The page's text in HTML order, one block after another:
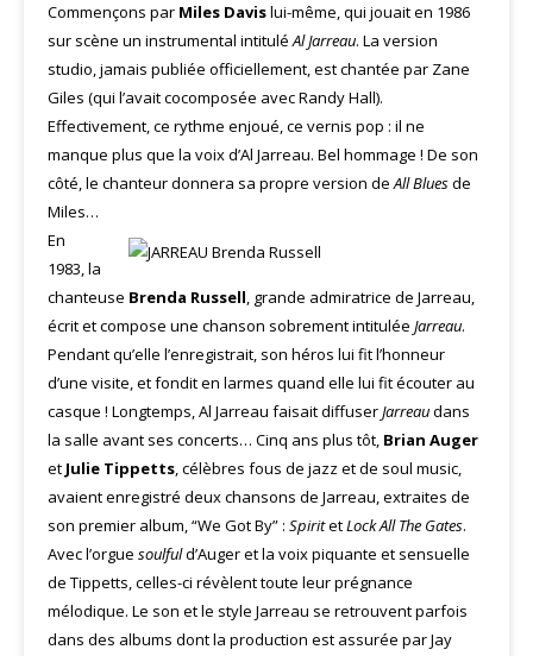
Commençons par Miles Davislui-même, qui jouait en 1986
sur scène un instrumental intituléAl Jarreau. La version
studio, jamais publiée officiellement, est chantée par Zane
Giles (qui l’avait cocomposée avec Randy Hall).
Effectivement, ce rythme enjoué, ce vernis pop : il ne
manque plus que la voix d’Al Jarreau. Bel hommage ! De son
côté, le chanteur donnera sa propre version deAllBluesde
Miles…
En
1983, la
chanteuse Brenda Russell, grande admiratrice de Jarreau,
écrit et compose une chanson sobrement intitulée Jarreau.
Pendant qu’elle l’enregistrait, son héros lui fit l’honneur
d’une visite, et fondit en larmes quand elle lui fit écouter au
casque ! Longtemps, Al Jarreau faisait diffuserJarreaudans
la salle avant ses concerts… Cinq ans plus tôt, Brian Auger
et Julie Tippetts, célèbres fous de jazz et de soul music,
avaient enregistré deux chansons de Jarreau, extraites de
son premier album, “We Got By” : SpiritetLock All The Gates.
Avec l’orgue soulfuld’Auger et la voix piquante et sensuelle
de Tippetts, celles-ci révèlent toute leur prégnance
mélodique. Le son et le style Jarreau se retrouvent parfois
dans des albums dont la production est assurée par Jay